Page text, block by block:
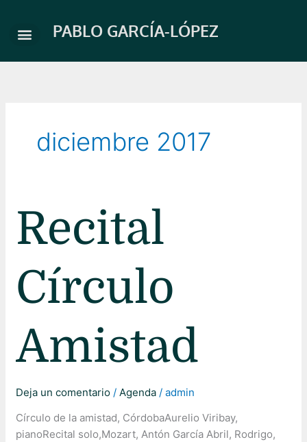
contenido
PABLO GARCÍA-LÓPEZ
diciembre 2017
Recital
Círculo
Amistad
Deja un comentario /Agenda /admin
Círculo de la amistad, CórdobaAurelio Viribay,
pianoRecital solo,Mozart, Antón García Abril, Rodrigo,
Círculo
Amistad